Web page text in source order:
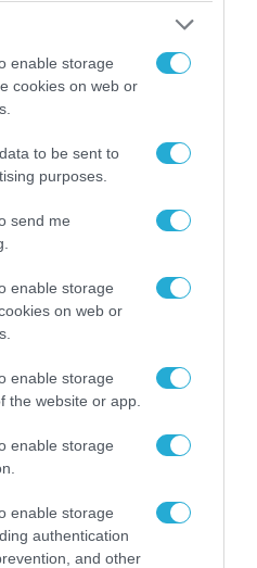
enable storage
cookies on web or
to be sent to
purposes.
send me
enable storage
on web or
enable storage
the website or app.
enable storage
enable storage
authentication
and other
(φωτο)